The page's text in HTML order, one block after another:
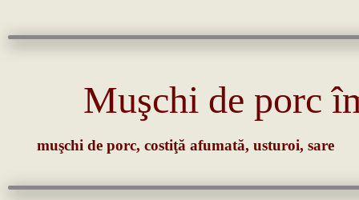
Muşchi de porc
muşchi de porc, costiţă afumată, usturoi, sare